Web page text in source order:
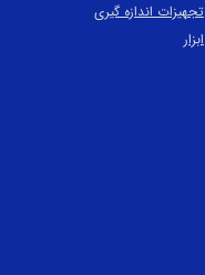
تجهیزات اندازه گیری
ابزار